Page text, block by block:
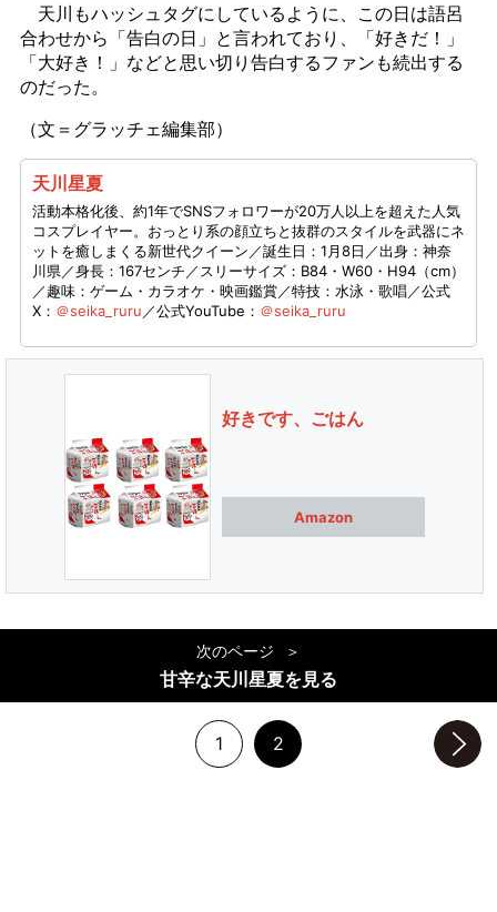
天川もハッシュタグにしているように、この日は語呂
合わせから「告白の日」と言われており、「好きだ！」
「大好き！」などと思い切り告白するファンも続出する
のだった。
（文＝グラッチェ編集部）
天川星夏
活動本格化後、約1年でSNSフォロワーが20万人以上を超えた人気
コスプレイヤー。おっとり系の顔立ちと抜群のスタイルを武器にネ
ットを癒しまくる新世代クイーン／誕生日：1月8日／出身：神奈
川県／身長：167センチ／スリーサイズ：B84・W60・H94（cm）
／趣味：ゲーム・カラオケ・映画鑑賞／特技：水泳・歌唱／公式
X： ＠seika_ruru ／公式YouTube： ＠seika_ruru
好きです、ごはん
Amazon
次のページ
甘辛な天川星夏を見る
1 2